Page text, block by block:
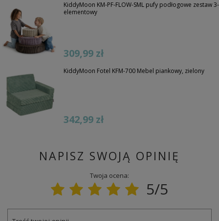
KiddyMoon KM-PF-FLOW-SML pufy podłogowe zestaw 3-
elementowy
309,99 zł
KiddyMoon Fotel KFM-700 Mebel piankowy, zielony
342,99 zł
NAPISZ SWOJĄ OPINIĘ
Twoja ocena:
5/5